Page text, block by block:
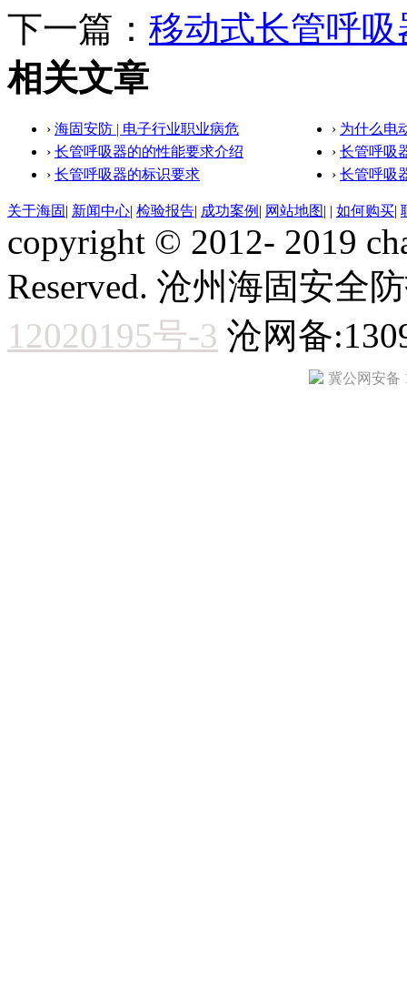
下一篇： 移动式长管呼
相关文章
› 海固安防 | 电子行业职业病危 › 为什么电
› 长管呼吸器的的性能要求介绍 › 长管呼吸
› 长管呼吸器的标识要求 › 长管呼吸
关于海固 | 新闻中心| 检验报告| 成功案例 | 网站地图| | 如何购买|
copyright © 2012- 2019
Reserved. 沧州海固安全
12020195号-3 沧网备
冀公网安备